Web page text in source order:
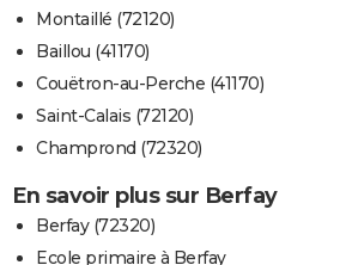
Montaillé (72120)
Baillou (41170)
Couëtron-au-Perche (41170)
Saint-Calais (72120)
Champrond (72320)
En savoir plus sur Berfay
Berfay (72320)
Ecole primaire à Berfay